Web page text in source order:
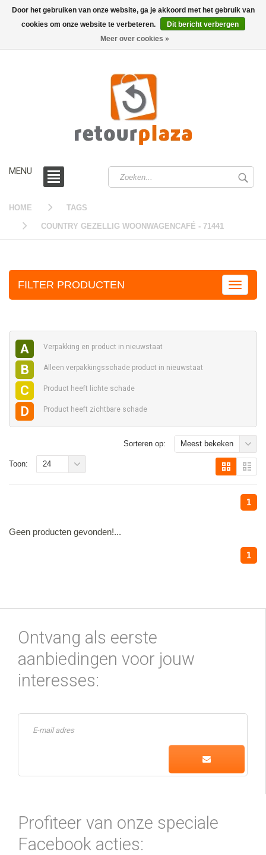
MENU
HOME TAGS
COUNTRY GEZELLIG WOONWAGENCAFÉ - 71441
FILTER PRODUCTEN
A Verpakking en product in nieuwstaat
B Alleen verpakkingsschade product in nieuwstaat
C Product heeft lichte schade
D Product heeft zichtbare schade
Sorteren op: Meest bekeken
1
Toon: 24
Geen producten gevonden!...
1
Ontvang als eerste
aanbiedingen voor jouw
interesses:
Profiteer van onze speciale
Facebook acties:
Door het gebruiken van onze website, ga je akkoord met het gebruik van
cookies om onze website te verbeteren.
Dit bericht verbergen
Meer over cookies »